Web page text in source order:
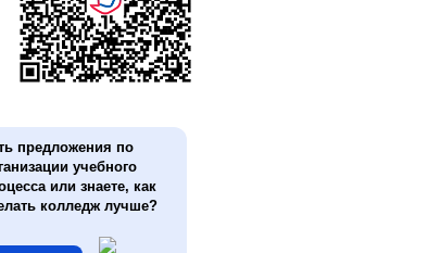
предложения по
учебного
или знаете, как
колледж лучше?